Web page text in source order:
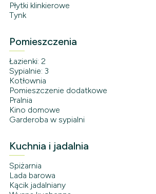
Płytki klinkierowe
Tynk
Pomieszczenia
Łazienki: 2
Sypialnie: 3
Kotłownia
Pomieszczenie dodatkowe
Pralnia
Kino domowe
Garderoba w sypialni
Kuchnia i jadalnia
Spiżarnia
Lada barowa
Kącik jadalniany